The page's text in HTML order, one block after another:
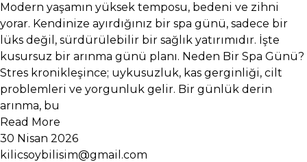
Modern yaşamın yüksek temposu, bedeni ve zihni
yorar. Kendinize ayırdığınız bir spa günü, sadece bir
lüks değil, sürdürülebilir bir sağlık yatırımıdır. İşte
kusursuz bir arınma günü planı. Neden Bir Spa Günü?
Stres kronikleşince; uykusuzluk, kas gerginliği, cilt
problemleri ve yorgunluk gelir. Bir günlük derin
arınma, bu
Read More
30 Nisan 2026
kilicsoybilisim@gmail.com